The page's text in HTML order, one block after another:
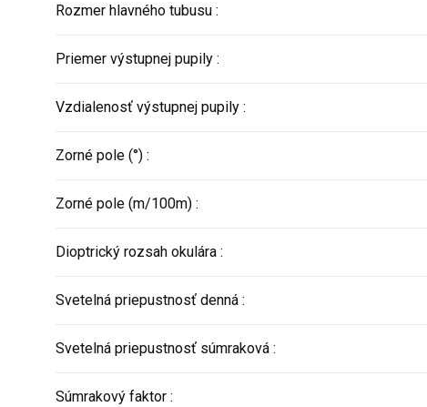
Rozmer hlavného tubusu :
Priemer výstupnej pupily :
Vzdialenosť výstupnej pupily :
Zorné pole (°) :
Zorné pole (m/100m) :
Dioptrický rozsah okulára :
Svetelná priepustnosť denná :
Svetelná priepustnosť súmraková :
Súmrakový faktor :